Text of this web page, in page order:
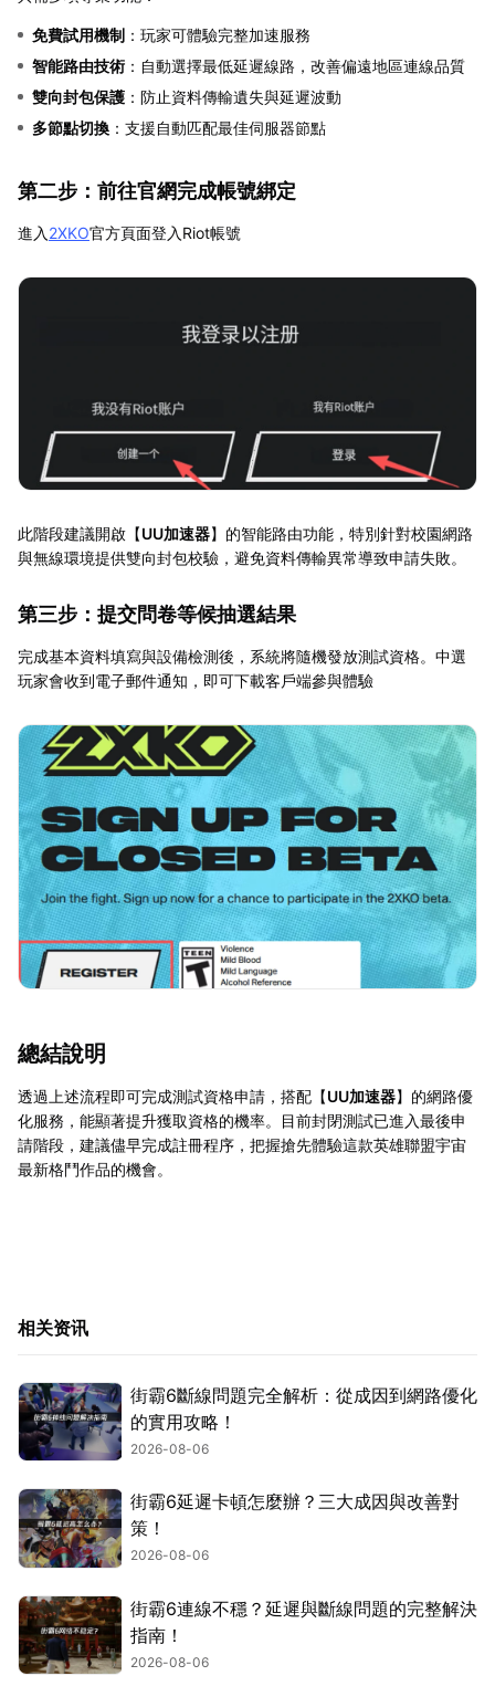
免費試用機制 ：玩家可體驗完整加速服務
智能路由技術 ：自動選擇最低延遲線路，改善偏遠地區連線品質
雙向封包保護 ：防止資料傳輸遺失與延遲波動
多節點切換 ：支援自動匹配最佳伺服器節點
第二步：前往官網完成帳號綁定
進入 2XKO官方頁面登入Riot帳號
此階段建議開啟【UU加速器】的智能路由功能，特別針對校園網路
與無線環境提供雙向封包校驗，避免資料傳輸異常導致申請失敗。
第三步：提交問卷等候抽選結果
完成基本資料填寫與設備檢測後，系統將隨機發放測試資格。中選
玩家會收到電子郵件通知，即可下載客戶端參與體驗
總結說明
透過上述流程即可完成測試資格申請，搭配【UU加速器】的網路優
化服務，能顯著提升獲取資格的機率。目前封閉測試已進入最後申
請階段，建議儘早完成註冊程序，把握搶先體驗這款英雄聯盟宇宙
最新格鬥作品的機會。
相关资讯
街霸6斷線問題完全解析：從成因到網路優化
的實用攻略！
2026-08-06
街霸6延遲卡頓怎麼辦？三大成因與改善對
策！
2026-08-06
街霸6連線不穩？延遲與斷線問題的完整解決
指南！
2026-08-06